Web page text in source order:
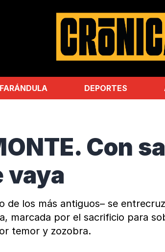
FARÁNDULA DEPORTES
Con
vaya
de los más antiguos– se
marcada por el sacrificio para
temor y zozobra.